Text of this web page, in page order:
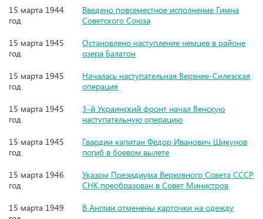
15 марта 1944
год
Введено повсеместное исполнение Гимна
Советского Союза
15 марта 1945
год
Остановлено наступление немцев в районе
озера Балатон
15 марта 1945
год
Началась наступательная Верхнее-Силезская
операция
15 марта 1945
год
3-й Украинский фронт начал Венскую
наступательную операцию
15 марта 1945
год
Гвардии капитан Фёдор Иванович Шикунов
погиб в боевом вылете
15 марта 1946
год
Указом Президиума Верховного Совета СССР
СНК преобразован в Совет Министров
15 марта 1949
В Англии отменены карточки на одежду